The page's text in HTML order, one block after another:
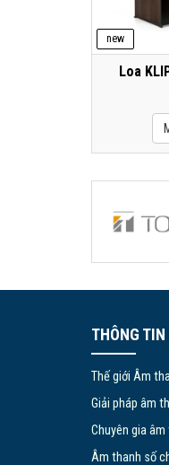
new
Loa
THÔNG
Thế giới Âm
Giải pháp âm
Chuyên gia
Âm thanh số